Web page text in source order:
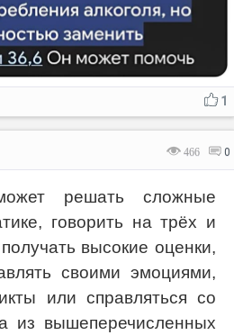
1
466 0
решать сложные
говорить на трёх и
высокие оценки,
своими эмоциями,
или справляться со
из вышеперечисленных